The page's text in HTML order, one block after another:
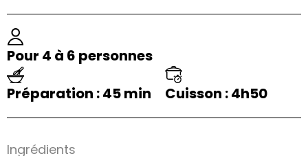
Pour 4 à 6 personnes
Préparation : 45 min
Cuisson : 4h50
Ingrédients